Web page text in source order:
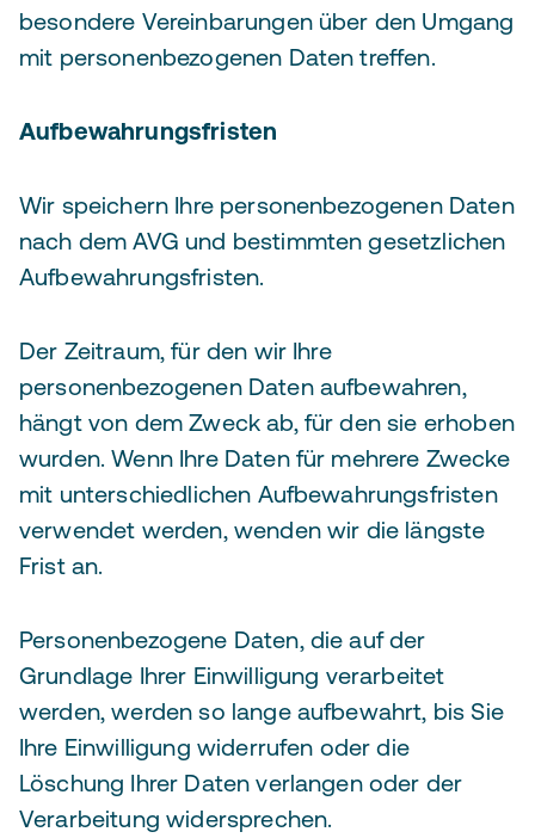
besondere Vereinbarungen über den Umgang
mit personenbezogenen Daten treffen.
Aufbewahrungsfristen
Wir speichern Ihre personenbezogenen Daten
nach dem AVG und bestimmten gesetzlichen
Aufbewahrungsfristen.
Der Zeitraum, für den wir Ihre
personenbezogenen Daten aufbewahren,
hängt von dem Zweck ab, für den sie erhoben
wurden. Wenn Ihre Daten für mehrere Zwecke
mit unterschiedlichen Aufbewahrungsfristen
verwendet werden, wenden wir die längste
Frist an.
Personenbezogene Daten, die auf der
Grundlage Ihrer Einwilligung verarbeitet
werden, werden so lange aufbewahrt, bis Sie
Ihre Einwilligung widerrufen oder die
Löschung Ihrer Daten verlangen oder der
Verarbeitung widersprechen.